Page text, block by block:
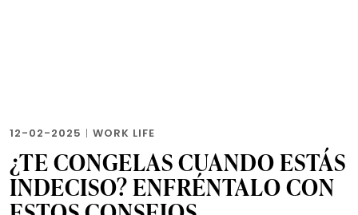
12-02-2025 | WORK LIFE
¿TE CONGELAS CUANDO ESTÁS
INDECISO? ENFRÉNTALO CON